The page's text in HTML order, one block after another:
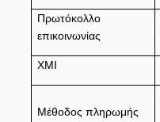
Πρωτόκολλο
επικοινωνίας
ΧΜΙ
Μέθοδος πληρωμής